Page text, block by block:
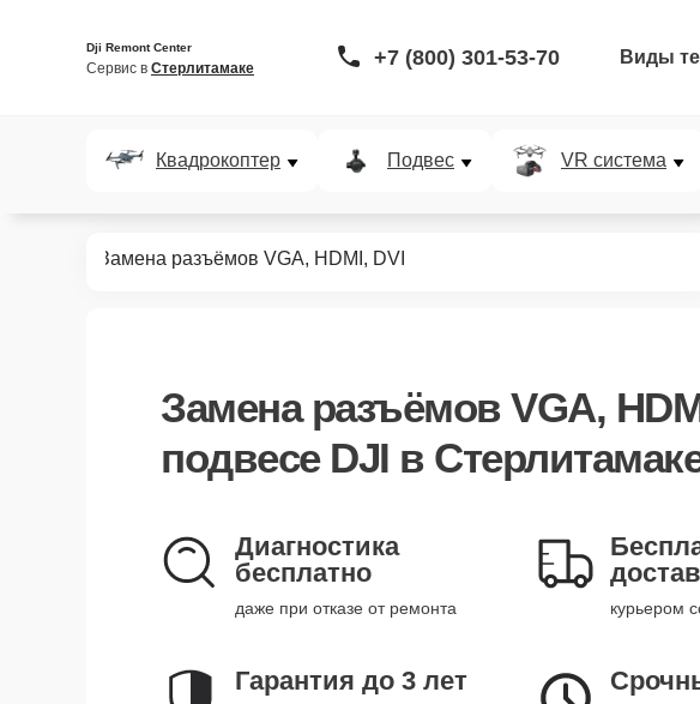
Dji Remont Center
Сервис в Стерлитамаке +7 (800) 301-53-70 Виды
Квадрокоптер Подвес VR система
Замена разъёмов VGA, HDMI, DVI
Замена разъёмов VGA,
подвесе DJI в
Диагностика
бесплатно
даже при отказе от ремонта курьером
Гарантия до 3 лет